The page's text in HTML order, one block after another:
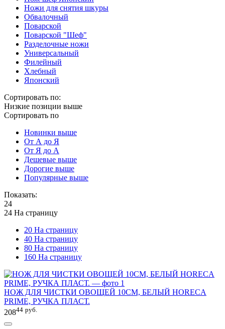
Ножи для снятия шкуры
Обвалочный
Поварской
Поварской "Шеф"
Разделочные ножи
Универсальный
Филейный
Хлебный
Японский
Сортировать по:
Низкие позиции выше
Сортировать по
Новинки выше
От А до Я
От Я до А
Дешевые выше
Дорогие выше
Популярные выше
Показать:
24
24 На страницу
20 На страницу
40 На страницу
80 На страницу
160 На страницу
НОЖ ДЛЯ ЧИСТКИ ОВОЩЕЙ 10СМ, БЕЛЫЙ HORECA
PRIME, РУЧКА ПЛАСТ.
20844 руб.